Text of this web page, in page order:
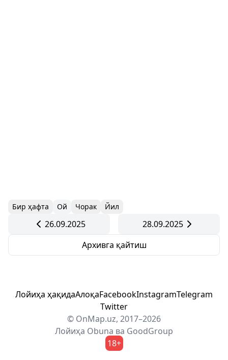
Бир ҳафта Ой Чорак Йил
26.09.2025
28.09.2025
Архивга қайтиш
Лойиҳа ҳақидаАлоқаFacebookInstagramTelegram
Twitter
© OnMap.uz, 2017–2026
Лойиҳа Obuna ва GoodGroup
18+